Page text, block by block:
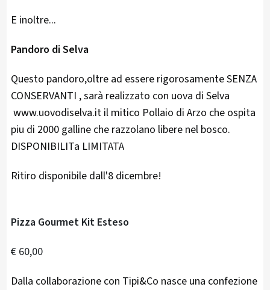
E inoltre...
Pandoro di Selva
Questo pandoro,oltre ad essere rigorosamente SENZA
CONSERVANTI , sarà realizzato con uova di Selva
www.uovodiselva.it il mitico Pollaio di Arzo che ospita
piu di 2000 galline che razzolano libere nel bosco.
DISPONIBILITa LIMITATA
Ritiro disponibile dall'8 dicembre!
Pizza Gourmet Kit Esteso
€ 60,00
Dalla collaborazione con Tipi&Co nasce una confezione